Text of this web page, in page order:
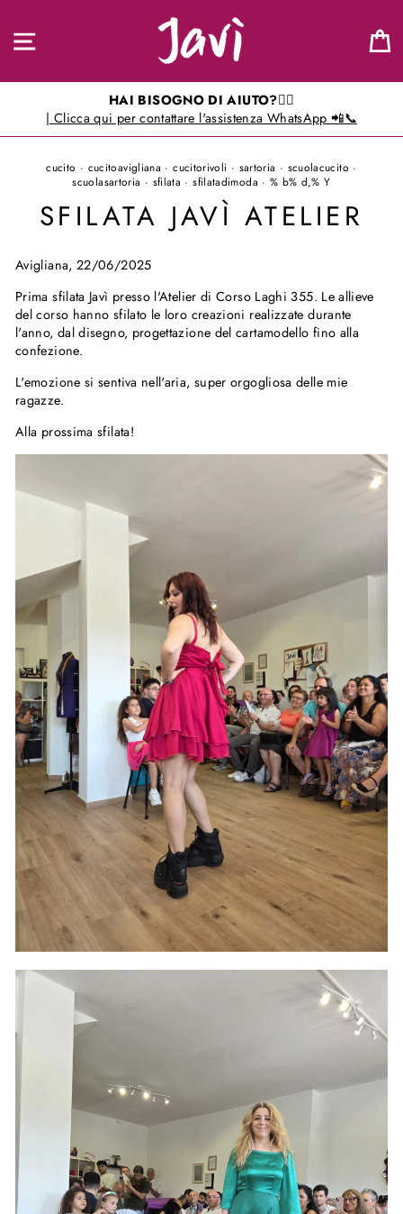
contenuto
NAVIGAZIONE NEL SITO
HAI BISOGNO DI AIUTO?🖐🏻
| Clicca qui per contattare l'assistenza WhatsApp 📲📞
cucito · cucitoavigliana ·cucitorivoli · sartoria · scuolacucito ·
scuolasartoria · sfilata ·sfilatadimoda · % b% d,% Y
SFILATA JAVÌ ATELIER
Avigliana, 22/06/2025
Prima sfilata Javì presso l'Atelier di Corso Laghi 355. Le allieve
del corso hanno sfilato le loro creazioni realizzate durante
l'anno, dal disegno, progettazione del cartamodello fino alla
confezione.
L'emozione si sentiva nell'aria, super orgogliosa delle mie
ragazze.
Alla prossima sfilata!